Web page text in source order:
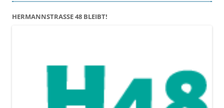
HERMANNSTRASSE 48 BLEIBT!